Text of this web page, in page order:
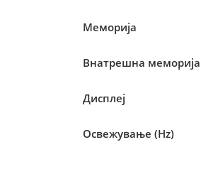
Меморија
Внатрешна меморија
Дисплеј
Освежување (Hz)